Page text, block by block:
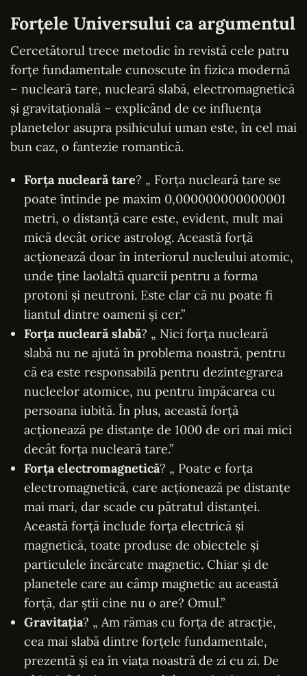
Forțele Universului ca argumentul
Cercetătorul trece metodic în revistă cele patru
forțe fundamentale cunoscute în fizica modernă
– nucleară tare, nucleară slabă, electromagnetică
și gravitațională – explicând de ce influența
planetelor asupra psihicului uman este, în cel mai
bun caz, o fantezie romantică.
Forța nucleară tare? „ Forța nucleară tare se
poate întinde pe maxim 0,000000000000001
metri, o distanță care este, evident, mult mai
mică decât orice astrolog. Această forță
acționează doar în interiorul nucleului atomic,
unde ține laolaltă quarcii pentru a forma
protoni și neutroni. Este clar că nu poate fi
liantul dintre oameni și cer.”
Forța nucleară slabă? „ Nici forța nucleară
slabă nu ne ajută în problema noastră, pentru
că ea este responsabilă pentru dezintegrarea
nucleelor atomice, nu pentru împăcarea cu
persoana iubită. În plus, această forță
acționează pe distanțe de 1000 de ori mai mici
decât forța nucleară tare.”
Forța electromagnetică? „ Poate e forța
electromagnetică, care acționează pe distanțe
mai mari, dar scade cu pătratul distanței.
Această forță include forța electrică și
magnetică, toate produse de obiectele și
particulele încărcate magnetic. Chiar și de
planetele care au câmp magnetic au această
forță, dar știi cine nu o are? Omul.”
Gravitația? „ Am rămas cu forța de atracție,
cea mai slabă dintre forțele fundamentale,
prezentă și ea în viața noastră de zi cu zi. De